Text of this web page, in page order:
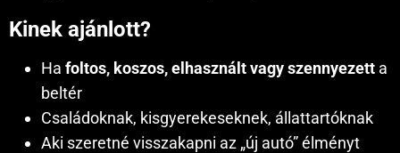
Kinek ajánlott?
Ha foltos, koszos, elhasznált vagy szennyezett a
beltér
Családoknak, kisgyerekeseknek, állattartóknak
Aki szeretné visszakapni az „új autó” élményt